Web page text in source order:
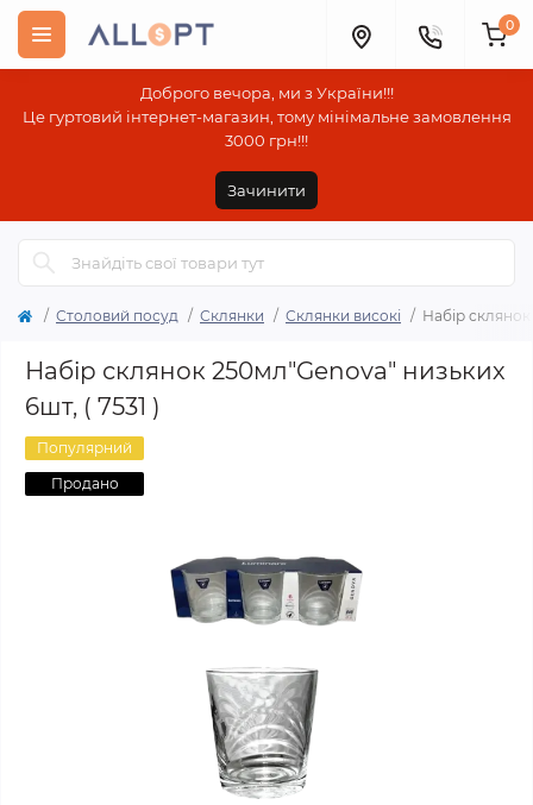
Доброго вечора, ми з України!!!
Це гуртовий інтернет-магазин, тому мінімальне замовлення
3000 грн!!!
Зачинити
0
Столовий посуд Склянки Склянки високі Набір
Набір склянок 250мл"Genova" низьких
6шт, ( 7531 )
Популярний
Продано